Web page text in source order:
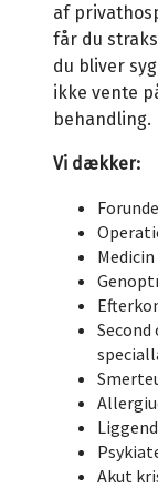
af
får du
du bliver
ikke vente
behandling.
Vi dækker:
Akut